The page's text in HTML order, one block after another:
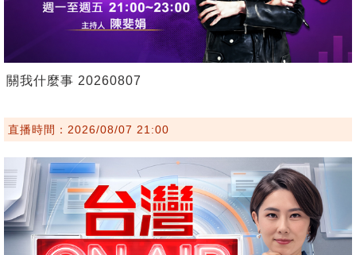
關我什麼事 20260807
直播時間：2026/08/07 21:00